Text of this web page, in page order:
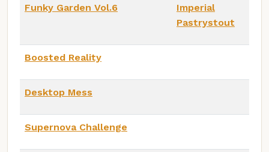
Funky Garden Vol.6
Imperial
Pastrystout
Boosted Reality
Desktop Mess
Supernova Challenge